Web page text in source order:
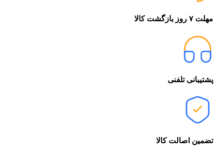
مهلت ۷ روز بازگشت کالا
پشتیبانی تلفنی
تضمین اصالت کالا